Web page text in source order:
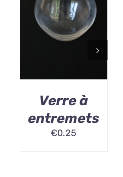
Verre à
entremets
€0.25